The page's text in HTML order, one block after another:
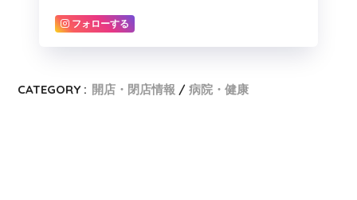
フォローする
CATEGORY : 開店・閉店情報 病院・健康